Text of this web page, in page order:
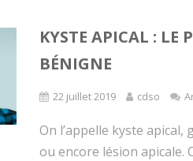
KYSTE APICAL : LE
BÉNIGNE
22 juillet 2019 cdso
On l’appelle kyste
ou encore lésion